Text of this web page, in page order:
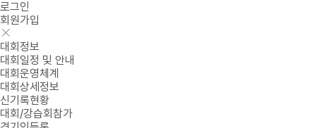
로그인
회원가입
대회정보
대회일정 및 안내
대회운영체계
대회상세정보
신기록현황
대회/강습회참가